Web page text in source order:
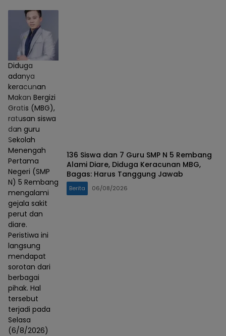
Diduga
adanya
keracunan
Makan Bergizi
Gratis (MBG),
ratusan siswa
dan guru
Sekolah
Menengah
Pertama
Negeri (SMP
N) 5 Rembang
mengalami
gejala sakit
perut dan
diare.
Peristiwa ini
langsung
mendapat
sorotan dari
berbagai
pihak. Hal
tersebut
terjadi pada
Selasa
(6/8/2026)
136 Siswa dan 7 Guru SMP N 5 Rembang
Alami Diare, Diduga Keracunan MBG,
Bagas: Harus Tanggung Jawab
Berita 06/08/2026